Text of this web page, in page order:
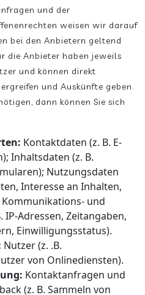
und der
weisen wir darauf
bei den Anbietern geltend
die Anbieter haben jeweils
und können direkt
und Auskünfte geben.
dann können Sie sich
Kontaktdaten (z. B. E-
Inhaltsdaten (z. B.
Nutzungsdaten
Interesse an Inhalten,
und
IP-Adressen, Zeitangaben,
Einwilligungsstatus).
Nutzer (z. .B.
von Onlinediensten).
Kontaktanfragen und
(z. B. Sammeln von